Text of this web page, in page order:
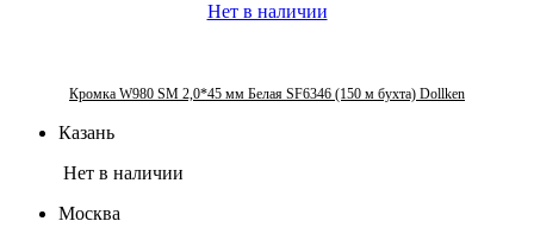
Нет в наличии
Кромка W980 SM 2,0*45 мм Белая SF6346 (150 м бухта) Dollken
Казань
Нет в наличии
Москва